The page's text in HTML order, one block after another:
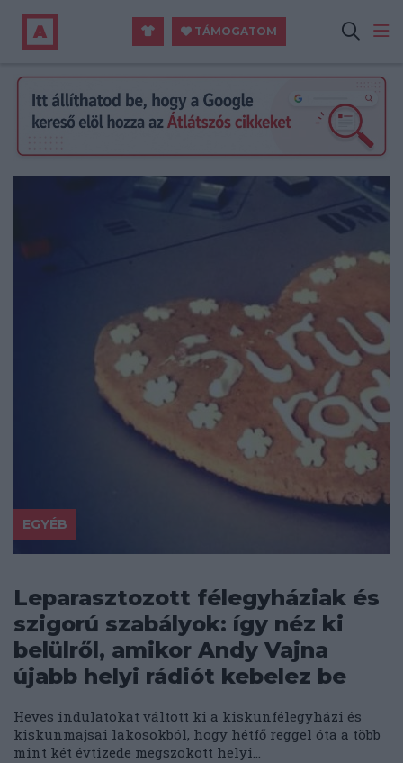
TÁMOGATOM
EGYÉB
Leparasztozott félegyháziak és
szigorú szabályok: így néz ki
belülről, amikor Andy Vajna
újabb helyi rádiót kebelez be
Heves indulatokat váltott ki a kiskunfélegyházi és
kiskunmajsai lakosokból, hogy hétfő reggel óta a több
mint két évtizede megszokott helyi...